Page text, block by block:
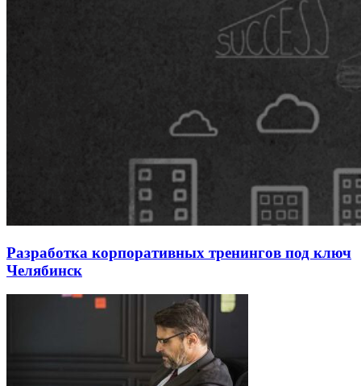
Разработка корпоративных тренингов под ключ
Челябинск